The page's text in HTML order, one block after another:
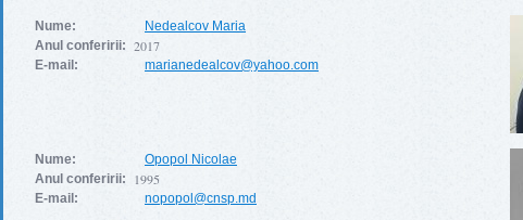
Nume:
Nedealcov Maria
Anul conferirii: 2017
E-mail: marianedealcov@yahoo.com
Nume:
Opopol Nicolae
Anul conferirii:
1995
E-mail: nopopol@cnsp.md